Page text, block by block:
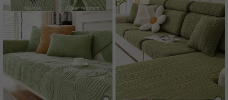
4.89 6K Suiveurs
4.89 6K Suiveurs
4.89 6K Suiveurs